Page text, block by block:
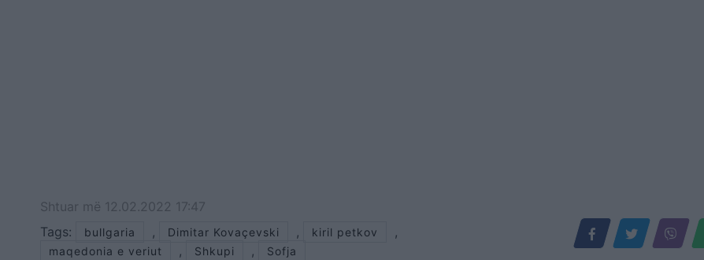
Shtuar më 12.02.2022 17:47
Tags:
bullgaria , Dimitar Kovaçevski , kiril petkov ,
maqedonia e veriut , Shkupi , Sofja